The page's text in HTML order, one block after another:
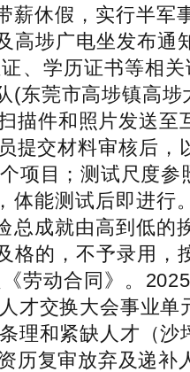
薪休假，实行半军
埗广电坐发布通
、学历证书等相
东莞市高埗镇高埗
件和照片发送至
提交材料审核后
项目；测试尺度
能测试后即进行
成就由高到低的
的，不予录用，
劳动合同》。
才交换大会事业
理和紧缺人才（沙
历复审放弃及递补